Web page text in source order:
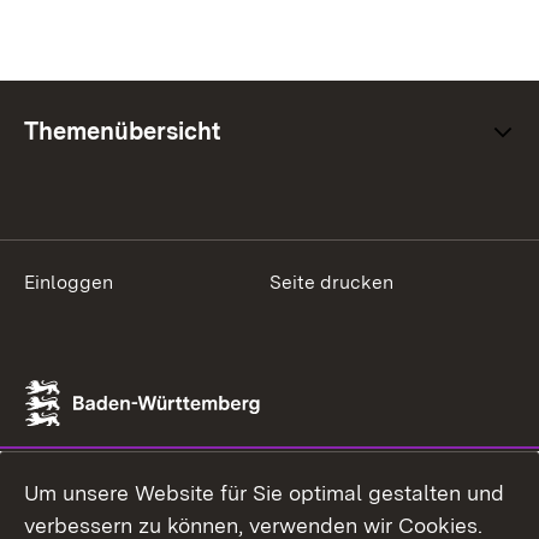
Themenübersicht
Einloggen Seite drucken
Um unsere Website für Sie optimal gestalten und
verbessern zu können, verwenden wir Cookies.